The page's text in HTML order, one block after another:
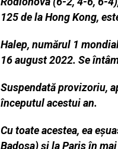
125 de la Hong Kong,
Halep, numărul 1
16 august 2022. Se
Suspendată provizoriu,
începutul acestui an.
Cu toate acestea, ea
Badosa) și la Paris în